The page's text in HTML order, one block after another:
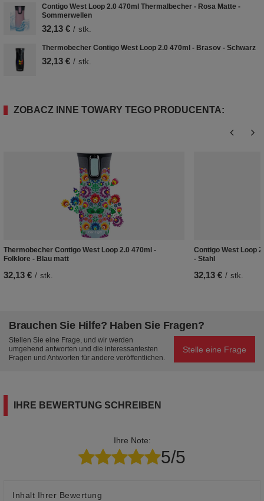
Contigo West Loop 2.0 470ml Thermalbecher - Rosa Matte -
Sommerwellen
32,13 € / stk.
Thermobecher Contigo West Loop 2.0 470ml - Brasov - Schwarz
32,13 € / stk.
ZOBACZ INNE TOWARY TEGO PRODUCENTA:
Thermobecher Contigo West Loop 2.0 470ml -
Folklore - Blau matt
32,13 € / stk.
Contigo West Loop
- Stahl
32,13 € / stk.
Brauchen Sie Hilfe? Haben Sie Fragen?
Stellen Sie eine Frage, und wir werden
umgehend antworten und die interessantesten
Fragen und Antworten für andere veröffentlichen.
Stelle eine Frage
IHRE BEWERTUNG SCHREIBEN
Ihre Note:
5/5
Inhalt Ihrer Bewertung